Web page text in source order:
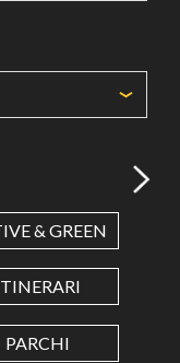
& GREEN
PARCHI